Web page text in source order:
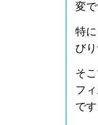
変で
特
び
そ
フ
です